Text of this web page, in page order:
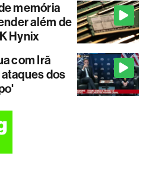
memória
além de
Hynix
com Irã
dos